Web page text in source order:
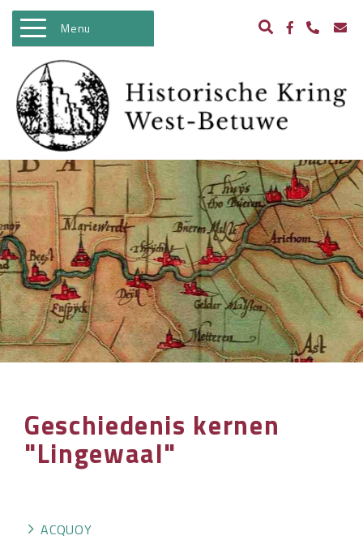
Menu
WELKOM
ACTIVITEITEN
NIEUWS
BIBLIOTHEEK
ARCHEOLOGIE
HISTORIE
BEELDBANK
KASTELEN IN WEST BETUWE
WO II
LID WORDEN
CONTACT
Geschiedenis kernen
"Lingewaal"
ACQUOY